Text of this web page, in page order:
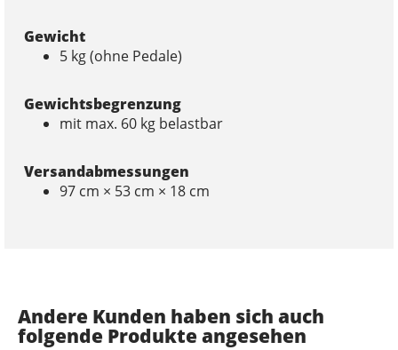
Gewicht
5 kg (ohne Pedale)
Gewichtsbegrenzung
mit max. 60 kg belastbar
Versandabmessungen
97 cm × 53 cm × 18 cm
Andere Kunden haben sich auch
folgende Produkte angesehen